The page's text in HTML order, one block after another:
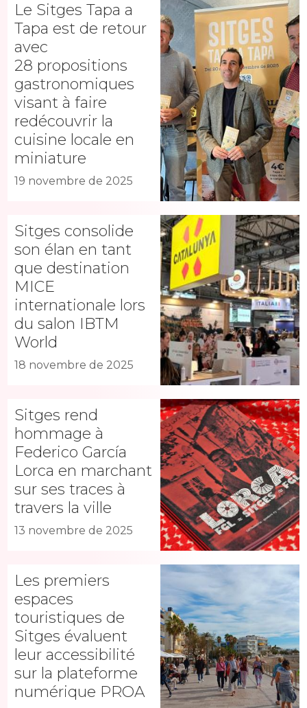
Le Sitges Tapa a
Tapa est de retour
avec
28 propositions
gastronomiques
visant à faire
redécouvrir la
cuisine locale en
miniature
19 novembre de 2025
Sitges consolide
son élan en tant
que destination
MICE
internationale lors
du salon IBTM
World
18 novembre de 2025
Sitges rend
hommage à
Federico García
Lorca en marchant
sur ses traces à
travers la ville
13 novembre de 2025
Les premiers
espaces
touristiques de
Sitges évaluent
leur accessibilité
sur la plateforme
numérique PROA